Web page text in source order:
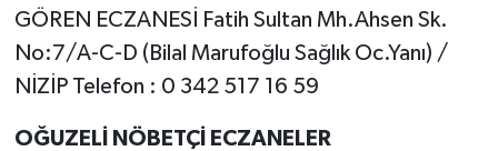
GÖREN ECZANESİ Fatih Sultan Mh.Ahsen Sk.
No:7/A-C-D (Bilal Marufoğlu Sağlık Oc.Yanı) /
NİZİP Telefon : 0 342 517 16 59
OĞUZELİ NÖBETÇİ ECZANELER